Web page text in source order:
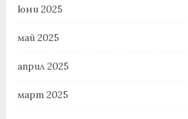
юни 2025
май 2025
април 2025
март 2025